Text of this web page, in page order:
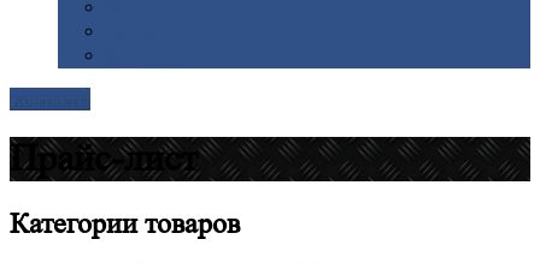
Прайс-лист
Категориитоваров